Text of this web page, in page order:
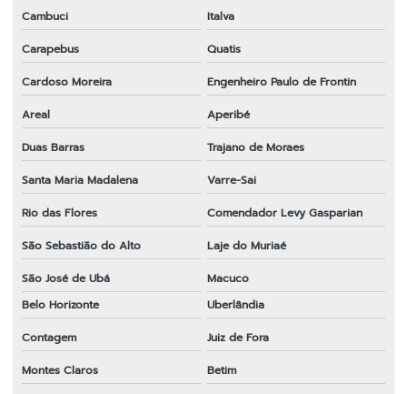
Peças para roçadeira em sp
Ponteira completa para roçadeira
Preço de faca para roçadeira
Roçadeira 43cc
Roçadeira em sp
Sabre para motosserra em sp
Tambor de embreagem para roçadeira em sp
Transmissão para roçadeira 28x9
Transmissão para roçadeira importada
Venda de peças para roçadeiras
Cambuci
Italva
Carapebus
Quatis
Cardoso Moreira
Engenheiro Paulo de Frontin
Areal
Aperibé
Duas Barras
Trajano de Moraes
Santa Maria Madalena
Varre-Sai
Rio das Flores
Comendador Levy Gasparian
São Sebastião do Alto
Laje do Muriaé
São José de Ubá
Macuco
Belo Horizonte
Uberlândia
Contagem
Juiz de Fora
Montes Claros
Betim